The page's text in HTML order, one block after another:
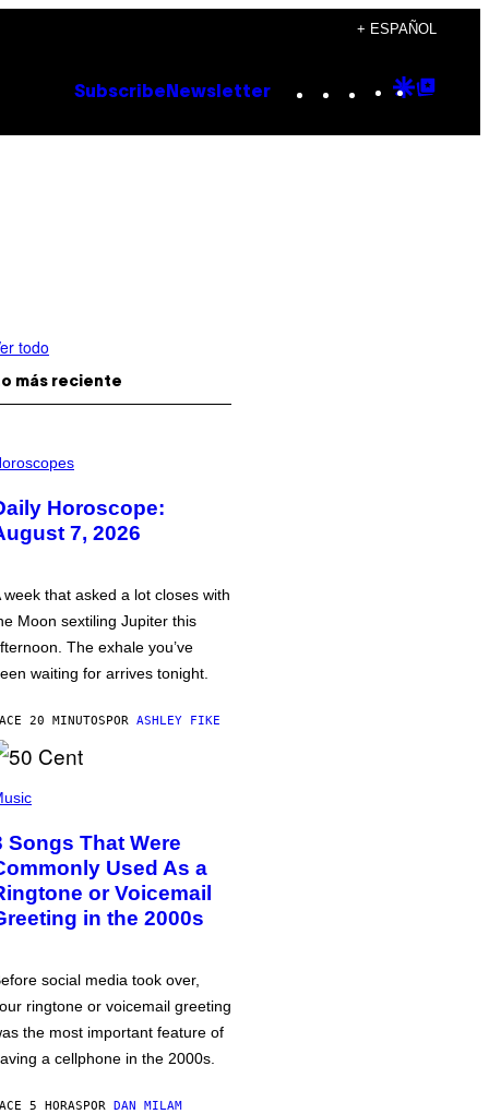
+ ESPAÑOL
Subscribe Newsletter Instagram
TikTok
YouTube
Google
todo
más reciente
Horoscope:
7, 2026
week that asked a lot closes with
Moon sextiling Jupiter this
The exhale you’ve
waiting for arrives tonight.
20 MINUTOSPOR ASHLEY FIKE
Songs That Were
Used As a
or Voicemail
in the 2000s
social media took over,
ringtone or voicemail greeting
the most important feature of
a cellphone in the 2000s.
5 HORASPOR DAN MILAM